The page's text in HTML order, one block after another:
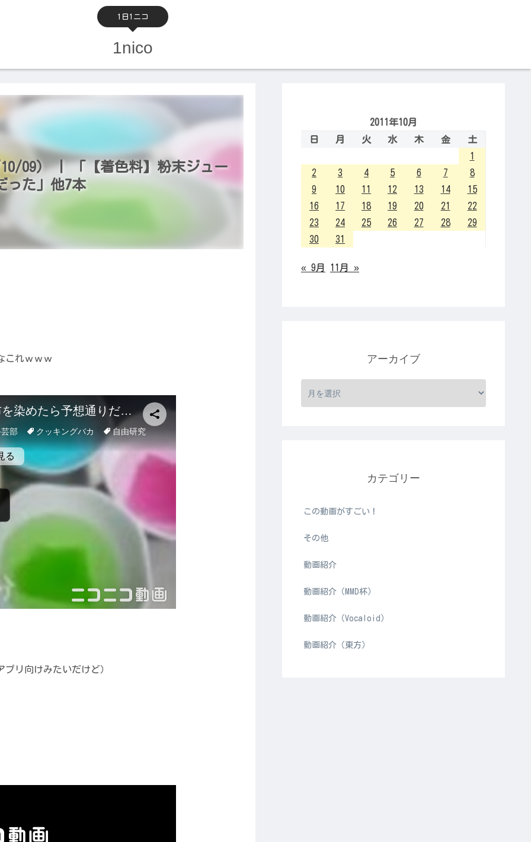
1日1ニコ
1nico
09） | 「【着色料】粉末ジュー
った」他7本
これｗｗｗ
プリ向けみたいだけど）
2011年10月
日
月 火 水 木 金
土
1
2
3 4 5 6 7
8
9
10 11 12 13 14
15
16
17 18 19 20 21
22
23
24 25 26 27 28
29
30
31
« 9月 11月 »
アーカイブ
カテゴリー
この動画がすごい！
その他
動画紹介
動画紹介（MMD杯）
動画紹介（Vocaloid）
動画紹介（東方）